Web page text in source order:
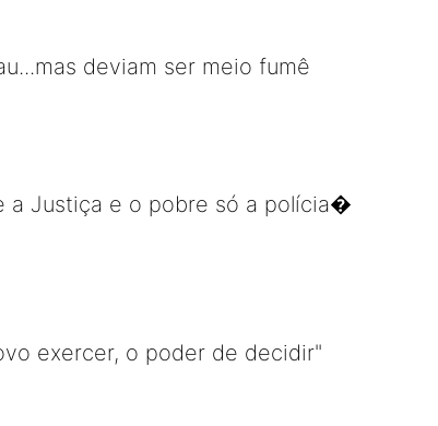
deviam ser meio fumê
Justiça e o pobre só a polícia�
exercer, o poder de decidir"